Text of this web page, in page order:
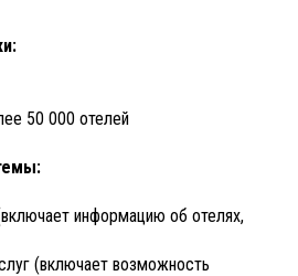
50 000 отелей
информацию об отелях,
(включает возможность